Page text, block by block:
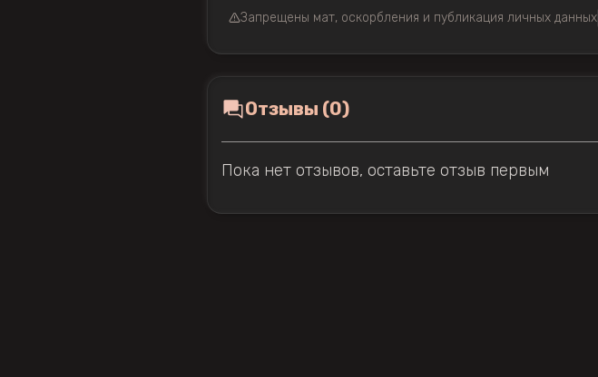
Запрещены мат, оскорбления и публикация личных данных
Отзывы (0)
Пока нет отзывов, оставьте отзыв первым